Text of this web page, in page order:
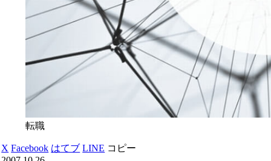
転職
X Facebook はてブ LINE コピー